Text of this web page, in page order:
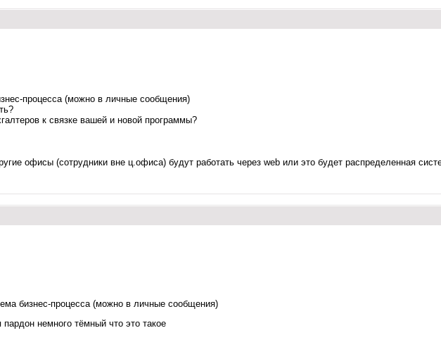
процесса (можно в личные сообщения)
к связке вашей и новой программы?
офисы (сотрудники вне ц.офиса) будут работать через web или это будет распределенная
бизнес-процесса (можно в личные сообщения)
пардон немного тёмный что это такое